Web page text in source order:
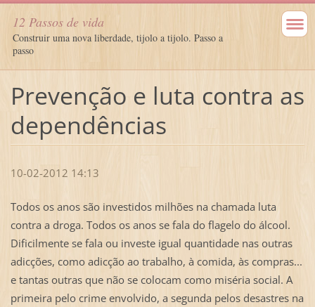
12 Passos de vida
Construir uma nova liberdade, tijolo a tijolo. Passo a
passo
Prevenção e luta contra as
dependências
10-02-2012 14:13
Todos os anos são investidos milhões na chamada luta
contra a droga. Todos os anos se fala do flagelo do álcool.
Dificilmente se fala ou investe igual quantidade nas outras
adicções, como adicção ao trabalho, à comida, às compras...
e tantas outras que não se colocam como miséria social. A
primeira pelo crime envolvido, a segunda pelos desastres na